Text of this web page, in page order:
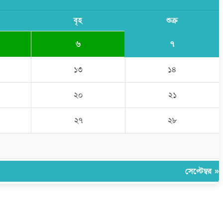
বৃহ শুক্র
৬ ৭
১৩ ১৪
২০ ২১
২৭ ২৮
সেপ্টেম্বর »